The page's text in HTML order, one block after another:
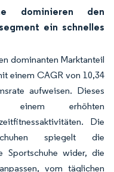
dominieren den
ein schnelles
dominanten Marktanteil
einem CAGR von 10,34
aufweisen. Dieses
einem erhöhten
Die
spiegelt die
Sportschuhe wider, die
vom täglichen